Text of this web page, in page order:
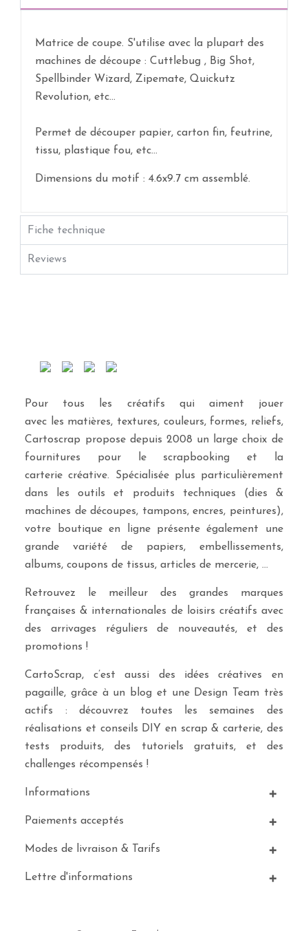
Matrice de coupe. S'utilise avec la plupart des
machines de découpe : Cuttlebug , Big Shot,
Spellbinder Wizard, Zipemate, Quickutz
Revolution, etc...
Permet de découper papier, carton fin, feutrine,
tissu, plastique fou, etc...
Dimensions du motif : 4.6x9.7 cm assemblé.
Fiche technique
Reviews
Pour tous les créatifs qui aiment jouer
avec les matières, textures, couleurs, formes, reliefs,
Cartoscrap propose depuis 2008 un large choix de
fournitures pour le scrapbooking et la
carterie créative. Spécialisée plus particulièrement
dans les outils et produits techniques (dies &
machines de découpes, tampons, encres, peintures),
votre boutique en ligne présente également une
grande variété de papiers, embellissements,
albums, coupons de tissus, articles de mercerie, …
Retrouvez le meilleur des grandes marques
françaises & internationales de loisirs créatifs avec
des arrivages réguliers de nouveautés, et des
promotions !
CartoScrap, c’est aussi des idées créatives en
pagaille, grâce à un blog et une Design Team très
actifs : découvrez toutes les semaines des
réalisations et conseils DIY en scrap & carterie, des
tests produits, des tutoriels gratuits, et des
challenges récompensés !
Informations
Paiements acceptés
Modes de livraison & Tarifs
Lettre d'informations